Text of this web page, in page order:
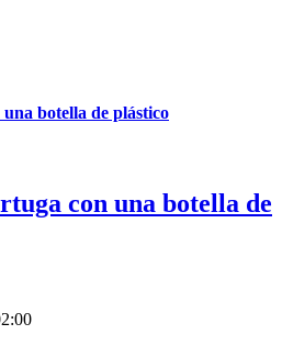
botella de plástico
con una botella de